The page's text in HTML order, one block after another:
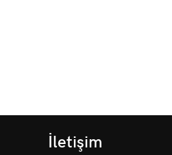
İletişim